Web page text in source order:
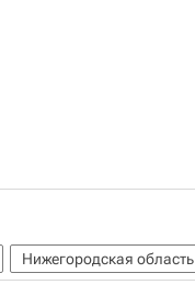
Нижегородская область